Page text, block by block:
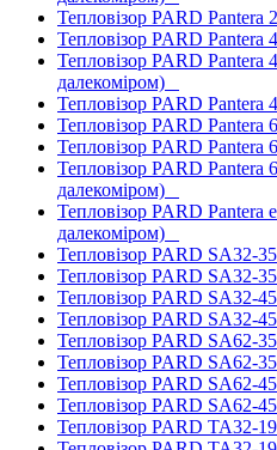
Тепловізор PARD Pantera
Тепловізор PARD Pantera
Тепловізор PARD Pantera
далекоміром)
Тепловізор PARD Pantera
Тепловізор PARD Pantera
Тепловізор PARD Pantera
Тепловізор PARD Pantera
далекоміром)
Тепловізор PARD Pantera
далекоміром)
Тепловізор PARD SA32-
Тепловізор PARD SA32-
Тепловізор PARD SA32-
Тепловізор PARD SA32-
Тепловізор PARD SA62-
Тепловізор PARD SA62-
Тепловізор PARD SA62-
Тепловізор PARD SA62-
Тепловізор PARD TA32-